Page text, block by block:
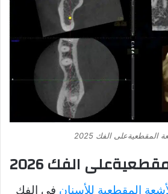
المقطعيةعلى الفك 2025
الفك 2026
المقطعية للأسنان في الفك